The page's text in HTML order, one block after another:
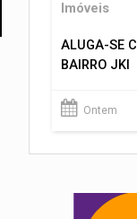
Imóveis
ALUGA-SE
BAIRRO JKI
Ontem